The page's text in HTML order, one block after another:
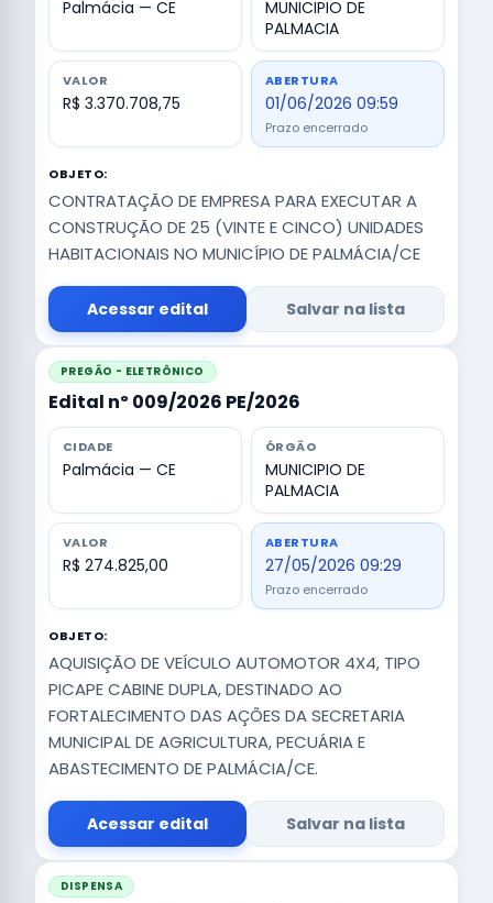
Palmácia — CE
MUNICIPIO DE
PALMACIA
VALOR
R$ 3.370.708,75
ABERTURA
01/06/2026 09:59
Prazo encerrado
OBJETO:
CONTRATAÇÃO DE EMPRESA PARA EXECUTAR A
CONSTRUÇÃO DE 25 (VINTE E CINCO) UNIDADES
HABITACIONAIS NO MUNICÍPIO DE PALMÁCIA/CE
Acessar edital Salvar na lista
PREGÃO - ELETRÔNICO
Edital nº 009/2026 PE/2026
CIDADE
Palmácia — CE
ÓRGÃO
MUNICIPIO DE
PALMACIA
VALOR
R$ 274.825,00
ABERTURA
27/05/2026 09:29
Prazo encerrado
OBJETO:
AQUISIÇÃO DE VEÍCULO AUTOMOTOR 4X4, TIPO
PICAPE CABINE DUPLA, DESTINADO AO
FORTALECIMENTO DAS AÇÕES DA SECRETARIA
MUNICIPAL DE AGRICULTURA, PECUÁRIA E
ABASTECIMENTO DE PALMÁCIA/CE.
Acessar edital Salvar na lista
DISPENSA